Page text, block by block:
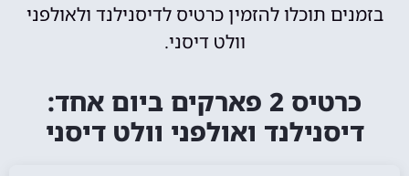
בזמנים תוכלו להזמין כרטיס לדיסנילנד ולאולפני
וולט דיסני.
כרטיס 2 פארקים ביום אחד:
דיסנילנד ואולפני וולט דיסני